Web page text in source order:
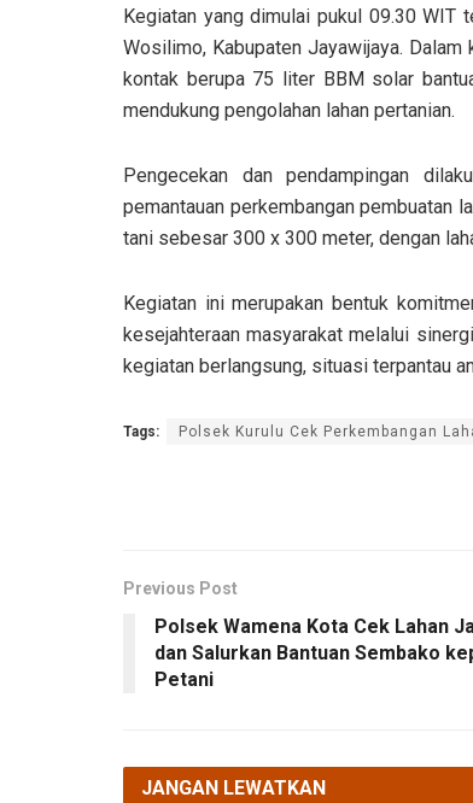
Kegiatan yang dimulai pukul 09.30 WIT
Wosilimo, Kabupaten Jayawijaya.
kontak berupa 75 liter BBM solar
mendukung pengolahan lahan pertanian.
Pengecekan dan pendampingan
pemantauan perkembangan pembuatan
tani sebesar 300 x 300 meter, dengan
Kegiatan ini merupakan bentuk
kesejahteraan masyarakat melalui
kegiatan berlangsung, situasi terpantau
Tags: Polsek Kurulu Cek Perkembangan
Previous Post
Polsek Wamena Kota Cek Lahan
dan Salurkan Bantuan Sembako
Petani
JANGAN LEWATKAN